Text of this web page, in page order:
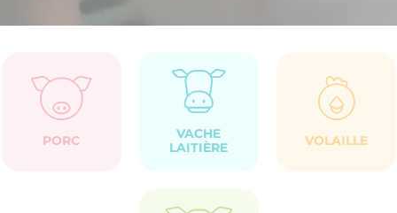
PORC
VACHE
LAITIÈRE
VOLAILLE